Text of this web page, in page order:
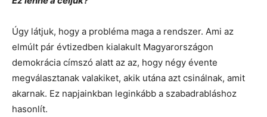
Úgy látjuk, hogy a probléma maga a rendszer. Ami az
elmúlt pár évtizedben kialakult Magyarországon
demokrácia címszó alatt az az, hogy négy évente
megválasztanak valakiket, akik utána azt csinálnak, amit
akarnak. Ez napjainkban leginkább a szabadrabláshoz
hasonlít.